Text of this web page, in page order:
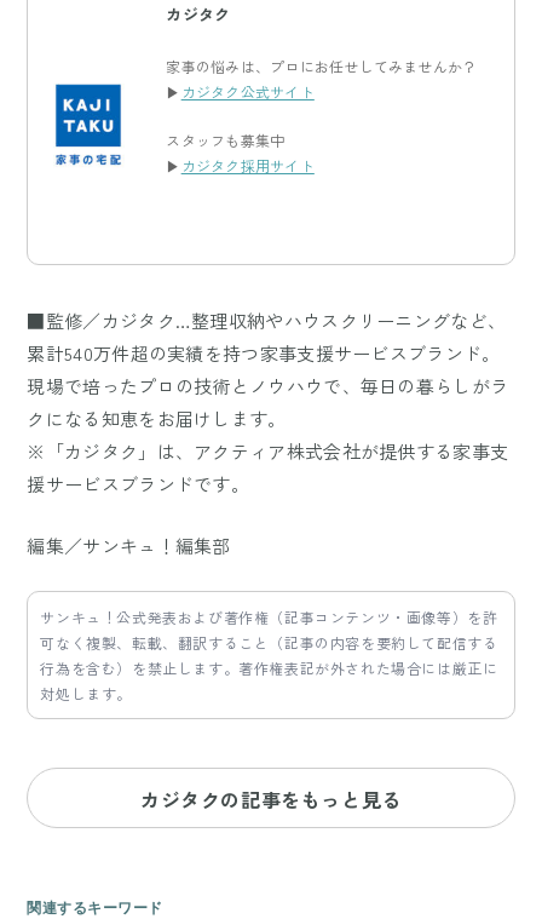
カジタク
家事の悩みは、プロにお任せしてみませんか？
▶ カジタク公式サイト
スタッフも募集中
▶ カジタク採用サイト
■監修／カジタク…整理収納やハウスクリーニングなど、
累計540万件超の実績を持つ家事支援サービスブランド。
現場で培ったプロの技術とノウハウで、毎日の暮らしがラ
クになる知恵をお届けします。
※「カジタク」は、アクティア株式会社が提供する家事支
援サービスブランドです。
編集／サンキュ！編集部
サンキュ！公式発表および著作権（記事コンテンツ・画像等）を許
可なく複製、転載、翻訳すること（記事の内容を要約して配信する
行為を含む）を禁止します。著作権表記が外された場合には厳正に
対処します。
カジタクの記事をもっと見る
関連するキーワード